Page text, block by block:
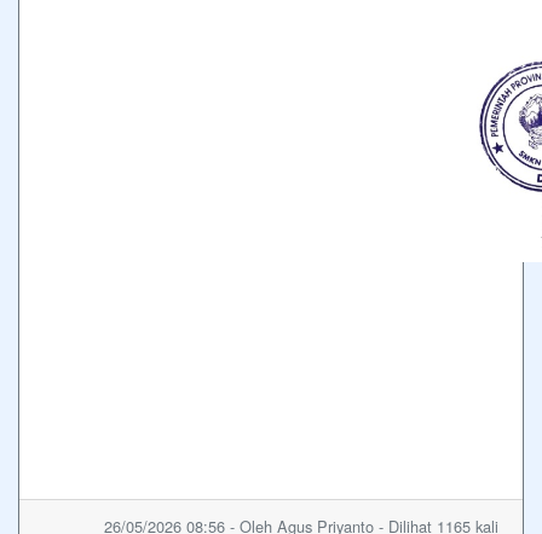
26/05/2026 08:56 - Oleh Agus Priyanto - Dilihat 1165 kali